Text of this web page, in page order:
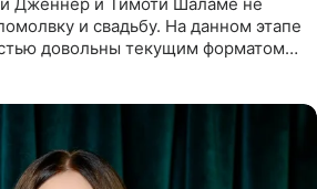
и свадьбу. На данном этапе
довольны текущим форматом